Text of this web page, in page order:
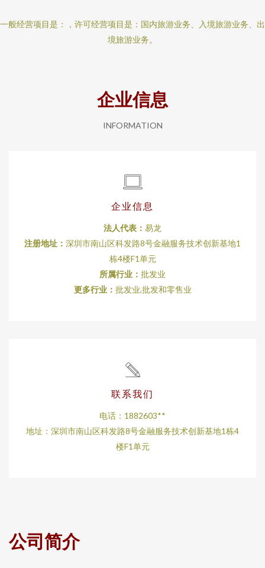
一般经营项目是：，许可经营项目是：国内旅游业务、入境旅游业务、出
境旅游业务。
企业信息
INFORMATION
企业信息
法人代表： 易龙
注册地址： 深圳市南山区科发路8号金融服务技术创新基地1
栋4楼F1单元
所属行业： 批发业
更多行业： 批发业,批发和零售业
联系我们
电话：1882603**
地址：深圳市南山区科发路8号金融服务技术创新基地1栋4
楼F1单元
公司简介